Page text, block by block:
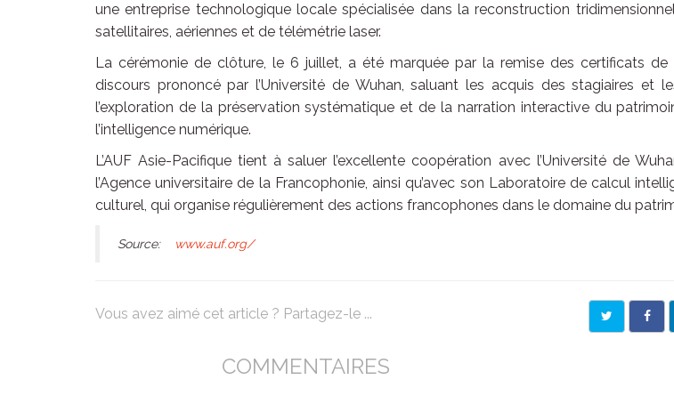
une entreprise technologique locale spécialisée dans la reconstruction
satellitaires, aériennes et de télémétrie laser.
La cérémonie de clôture, le 6 juillet, a été marquée par la remise des certificats
discours prononcé par l’Université de Wuhan, saluant les acquis des stagiaires et
l’exploration de la préservation systématique et de la narration interactive du
l’intelligence numérique.
L’AUF Asie-Pacifique tient à saluer l’excellente coopération avec l’Université de
l’Agence universitaire de la Francophonie, ainsi qu’avec son Laboratoire de calcul
culturel, qui organise régulièrement des actions francophones dans le domaine du
Source: www.auf.org/
Vous avez aimé cet article ? Partagez-le ...
COMMENTAIRES